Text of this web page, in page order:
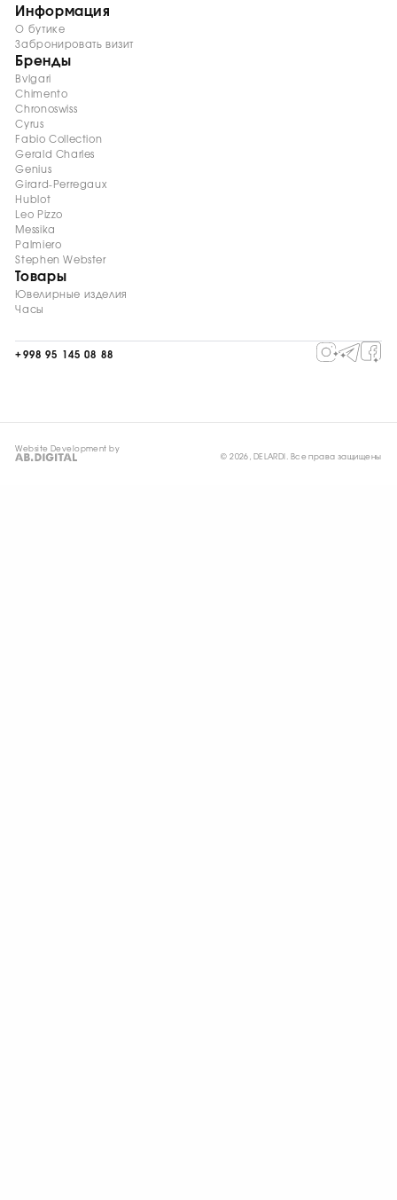
Информация
О бутике
Забронировать визит
Бренды
Bvlgari
Chimento
Chronoswiss
Cyrus
Fabio Collection
Gerald Charles
Genius
Girard-Perregaux
Hublot
Leo Pizzo
Messika
Palmiero
Stephen Webster
Товары
Ювелирные изделия
Часы
+998 95 145 08 88
Website Development by
© 2026, DELARDI. Все права защищены